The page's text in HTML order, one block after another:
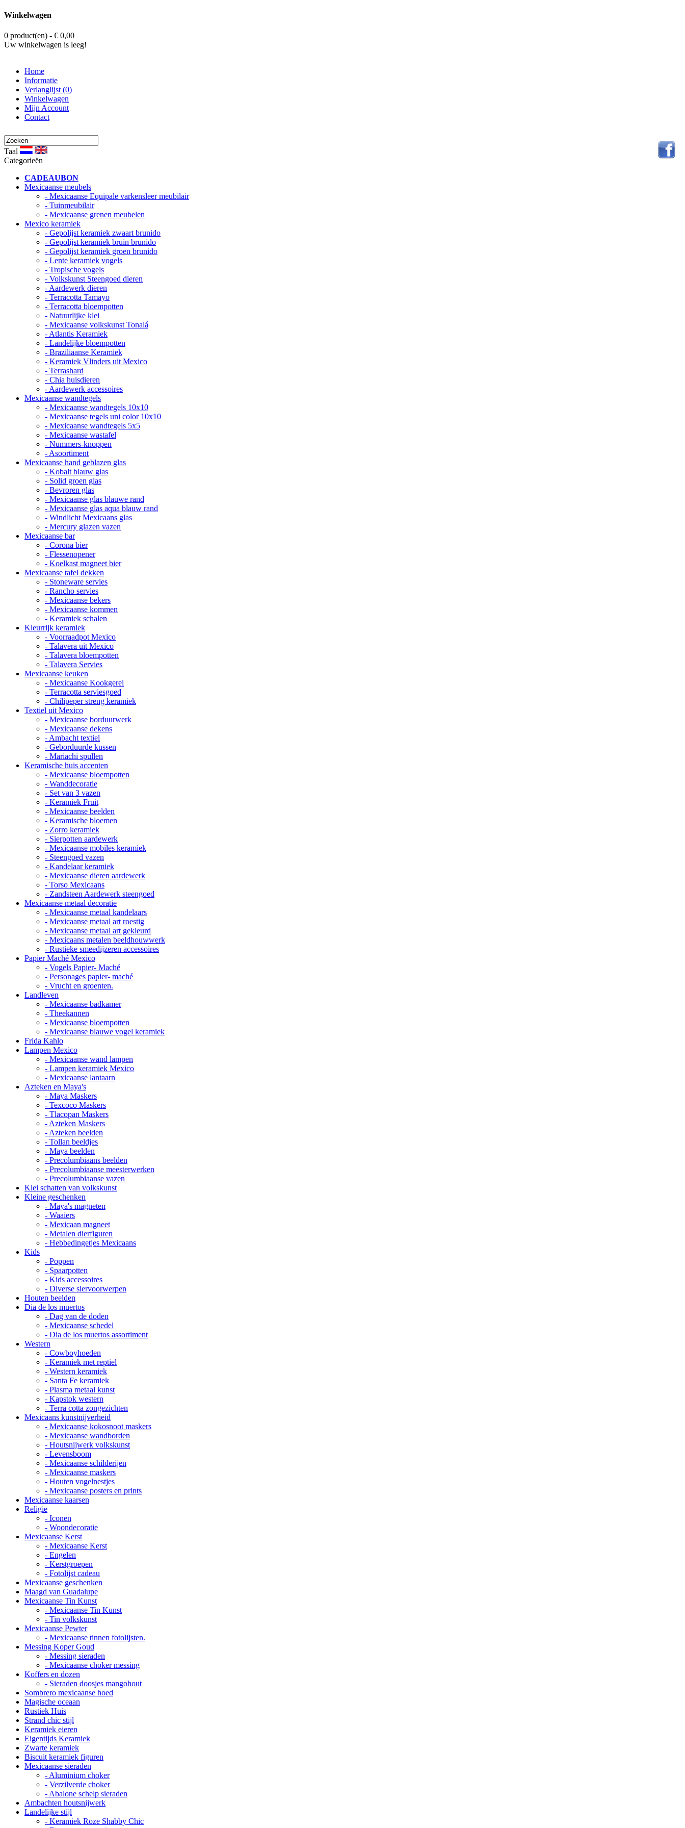
Winkelwagen
0 product(en) - € 0,00
Uw winkelwagen is leeg!
Home
Informatie
Verlanglijst (0)
Winkelwagen
Mijn Account
Contact
Taal
Categorieën
CADEAUBON
Mexicaanse meubels
- Mexicaanse Equipale varkensleer meubilair
- Tuinmeubilair
- Mexicaanse grenen meubelen
Mexico keramiek
- Gepolijst keramiek zwaart brunido
- Gepolijst keramiek bruin brunido
- Gepolijst keramiek groen brunido
- Lente keramiek vogels
- Tropische vogels
- Volkskunst Steengoed dieren
- Aardewerk dieren
- Terracotta Tamayo
- Terracotta bloempotten
- Natuurlijke klei
- Mexicaanse volkskunst Tonalá
- Atlantis Keramiek
- Landelijke bloempotten
- Braziliaanse Keramiek
- Keramiek Vlinders uit Mexico
- Terrashard
- Chia huisdieren
- Aardewerk accessoires
Mexicaanse wandtegels
- Mexicaanse wandtegels 10x10
- Mexicaanse tegels uni color 10x10
- Mexicaanse wandtegels 5x5
- Mexicaanse wastafel
- Nummers-knoppen
- Asoortiment
Mexicaanse hand geblazen glas
- Kobalt blauw glas
- Solid groen glas
- Bevroren glas
- Mexicaanse glas blauwe rand
- Mexicaanse glas aqua blauw rand
- Windlicht Mexicaans glas
- Mercury glazen vazen
Mexicaanse bar
- Corona bier
- Flessenopener
- Koelkast magneet bier
Mexicaanse tafel dekken
- Stoneware servies
- Rancho servies
- Mexicaanse bekers
- Mexicaanse kommen
- Keramiek schalen
Kleurrijk keramiek
- Voorraadpot Mexico
- Talavera uit Mexico
- Talavera bloempotten
- Talavera Servies
Mexicaanse keuken
- Mexicaanse Kookgerei
- Terracotta serviesgoed
- Chilipeper streng keramiek
Textiel uit Mexico
- Mexicaanse borduurwerk
- Mexicaanse dekens
- Ambacht textiel
- Geborduurde kussen
- Mariachi spullen
Keramische huis accenten
- Mexicaanse bloempotten
- Wanddecoratie
- Set van 3 vazen
- Keramiek Fruit
- Mexicaanse beelden
- Keramische bloemen
- Zorro keramiek
- Sierpotten aardewerk
- Mexicaanse mobiles keramiek
- Steengoed vazen
- Kandelaar keramiek
- Mexicaanse dieren aardewerk
- Torso Mexicaans
- Zandsteen Aardewerk steengoed
Mexicaanse metaal decoratie
- Mexicaanse metaal kandelaars
- Mexicaanse metaal art roestig
- Mexicaanse metaal art gekleurd
- Mexicaans metalen beeldhouwwerk
- Rustieke smeedijzeren accessoires
Papier Maché Mexico
- Vogels Papier- Maché
- Personages papier- maché
- Vrucht en groenten.
Landleven
- Mexicaanse badkamer
- Theekannen
- Mexicaanse bloempotten
- Mexicaanse blauwe vogel keramiek
Frida Kahlo
Lampen Mexico
- Mexicaanse wand lampen
- Lampen keramiek Mexico
- Mexicaanse lantaarn
Azteken en Maya's
- Maya Maskers
- Texcoco Maskers
- Tlacopan Maskers
- Azteken Maskers
- Azteken beelden
- Tollan beeldjes
- Maya beelden
- Precolumbiaans beelden
- Precolumbiaanse meesterwerken
- Precolumbiaanse vazen
Klei schatten van volkskunst
Kleine geschenken
- Maya's magneten
- Waaiers
- Mexicaan magneet
- Metalen dierfiguren
- Hebbedingetjes Mexicaans
Kids
- Poppen
- Spaarpotten
- Kids accessoires
- Diverse siervoorwerpen
Houten beelden
Dia de los muertos
- Dag van de doden
- Mexicaanse schedel
- Dia de los muertos assortiment
Western
- Cowboyhoeden
- Keramiek met reptiel
- Western keramiek
- Santa Fe keramiek
- Plasma metaal kunst
- Kapstok western
- Terra cotta zongezichten
Mexicaans kunstnijverheid
- Mexicaanse kokosnoot maskers
- Mexicaanse wandborden
- Houtsnijwerk volkskunst
- Levensboom
- Mexicaanse schilderijen
- Mexicaanse maskers
- Houten vogelnestjes
- Mexicaanse posters en prints
Mexicaanse kaarsen
Religie
- Iconen
- Woondecoratie
Mexicaanse Kerst
- Mexicaanse Kerst
- Engelen
- Kerstgroepen
- Fotolijst cadeau
Mexicaanse geschenken
Maagd van Guadalupe
Mexicaanse Tin Kunst
- Mexicaanse Tin Kunst
- Tin volkskunst
Mexicaanse Pewter
- Mexicaanse tinnen fotolijsten.
Messing Koper Goud
- Messing sieraden
- Mexicaanse choker messing
Koffers en dozen
- Sieraden doosjes mangohout
Sombrero mexicaanse hoed
Magische oceaan
Rustiek Huis
Strand chic stijl
Keramiek eieren
Eigentijds Keramiek
Zwarte keramiek
Biscuit keramiek figuren
Mexicaanse sieraden
- Aluminium choker
- Verzilverde choker
- Abalone schelp sieraden
Ambachten houtsnijwerk
Landelijke stijl
- Keramiek Roze Shabby Chic